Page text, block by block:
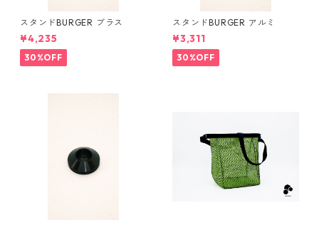
スタンドBURGER ブラス
¥4,235
30%OFF
スタンドBURGER アルミ
¥3,311
30%OFF